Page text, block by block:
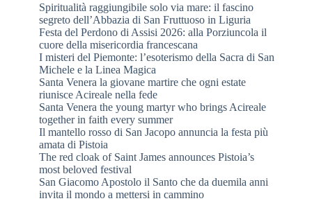
Spiritualità raggiungibile solo via mare: il fascino
segreto dell’Abbazia di San Fruttuoso in Liguria
Festa del Perdono di Assisi 2026: alla Porziuncola il
cuore della misericordia francescana
I misteri del Piemonte: l’esoterismo della Sacra di San
Michele e la Linea Magica
Santa Venera la giovane martire che ogni estate
riunisce Acireale nella fede
Santa Venera the young martyr who brings Acireale
together in faith every summer
Il mantello rosso di San Jacopo annuncia la festa più
amata di Pistoia
The red cloak of Saint James announces Pistoia’s
most beloved festival
San Giacomo Apostolo il Santo che da duemila anni
invita il mondo a mettersi in cammino